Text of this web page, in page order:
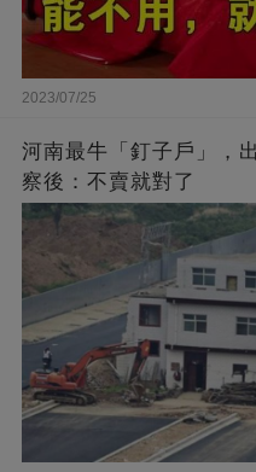
2023/07/25
河南最牛「釘子戶」，
察後：不賣就對了